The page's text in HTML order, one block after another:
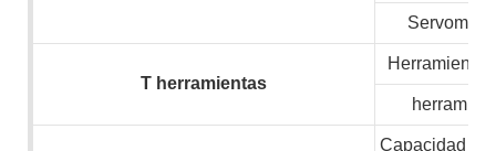
T herramientas
Capacidad